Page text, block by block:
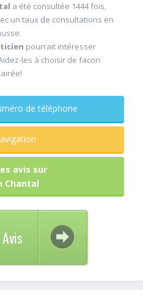
a été consultée 1444 fois,
un taux de consultations en
pourrait intéresser
les à choisir de facon
le numéro de téléphone
avis sur
Chantal